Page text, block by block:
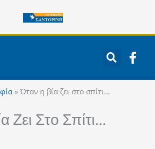
F
a
» Όταν η βία ζει στο σπίτι…
Ζει Στο Σπίτι…